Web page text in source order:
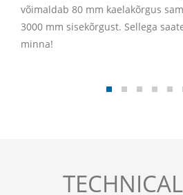
võimaldab 80 mm kaelakõrgus
3000 mm sisekõrgust. Sellega
minna!